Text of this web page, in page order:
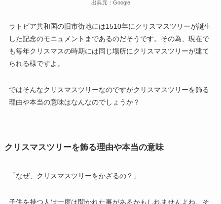
出典元：Google
ラトビア共和国の旧市街地には1510年にクリスマスツリーが誕生
した記念のモニュメントまであるのだそうです。その為、現在で
も毎年クリスマスの時期には同じ場所にクリスマスツリーが建て
られる様ですよ。
ではそんなクリスマスツリーなのですがクリスマスツリーを飾る
理由や本当の意味はなんなのでしょうか？
クリスマスツリーを飾る理由や本当の意味
「なぜ、クリスマスツリーをかざるの？」
子供を持つ人は一度は聞かれた事があるかもしれませんよね。そ